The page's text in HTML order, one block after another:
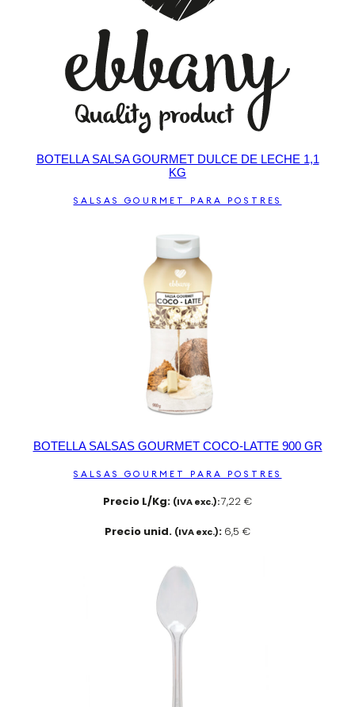
BOTELLA SALSA GOURMET DULCE DE LECHE 1,1
KG
SALSAS GOURMET PARA POSTRES
BOTELLA SALSAS GOURMET COCO-LATTE 900 GR
SALSAS GOURMET PARA POSTRES
Precio L/Kg: (IVA exc.):7,22 €
Precio unid. (IVA exc.): 6,5 €